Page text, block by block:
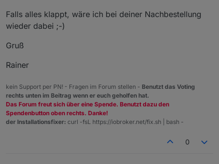
Falls alles klappt, wäre ich bei deiner Nachbestellung
wieder dabei ;-)
Gruß
Rainer
kein Support per PN! - Fragen im Forum stellen - Benutzt das Voting
rechts unten im Beitrag wenn er euch geholfen hat.
Das Forum freut sich über eine Spende. Benutzt dazu den
Spendenbutton oben rechts. Danke!
der Installationsfixer: curl -fsL https://iobroker.net/fix.sh | bash -
0